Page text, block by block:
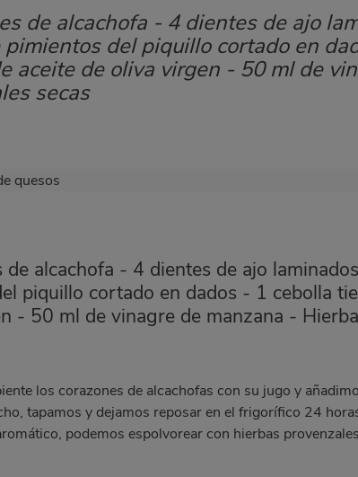
de alcachofa - 4 dientes de ajo
del piquillo cortado en
aceite de oliva virgen - 50 ml de
secas
alcachofa - 4 dientes de ajo
piquillo cortado en dados - 1 cebolla
- 50 ml de vinagre de manzana -
los corazones de alcachofas con su jugo y
tapamos y dejamos reposar en el frigorífico 24
podemos espolvorear con hierbas